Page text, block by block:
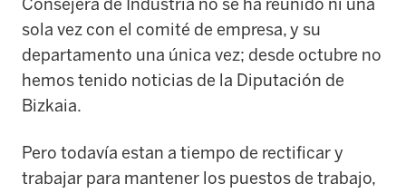
Consejera de Industria no se ha reunido ni una
sola vez con el comité de empresa, y su
departamento una única vez; desde octubre no
hemos tenido noticias de la Diputación de
Bizkaia.
Pero todavía estan a tiempo de rectificar y
trabajar para mantener los puestos de trabajo,